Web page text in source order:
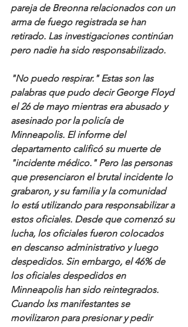
pareja de Breonna relacionados con un
arma de fuego registrada se han
retirado. Las investigaciones continúan
pero nadie ha sido responsabilizado.
"No puedo respirar." Estas son las
palabras que pudo decir George Floyd
el 26 de mayo mientras era abusado y
asesinado por la policía de
Minneapolis. El informe del
departamento calificó su muerte de
"incidente médico." Pero las personas
que presenciaron el brutal incidente lo
grabaron, y su familia y la comunidad
lo está utilizando para responsabilizar a
estos oficiales. Desde que comenzó su
lucha, los oficiales fueron colocados
en descanso administrativo y luego
despedidos. Sin embargo, el 46% de
los oficiales despedidos en
Minneapolis han sido reintegrados.
Cuando lxs manifestantes se
movilizaron para presionar y pedir